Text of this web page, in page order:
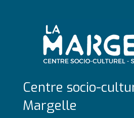
Centre socio-
Margelle